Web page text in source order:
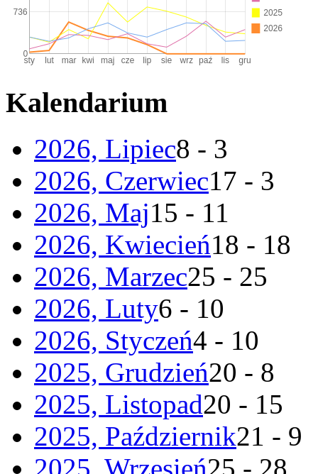
Kalendarium
2026, Lipiec8 - 3
2026, Czerwiec17 - 3
2026, Maj15 - 11
2026, Kwiecień18 - 18
2026, Marzec25 - 25
2026, Luty6 - 10
2026, Styczeń4 - 10
2025, Grudzień20 - 8
2025, Listopad20 - 15
2025, Październik21 - 9
2025, Wrzesień25 - 28